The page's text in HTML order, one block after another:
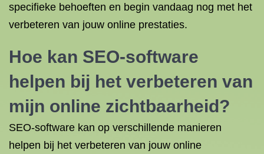
specifieke behoeften en begin vandaag nog met het
verbeteren van jouw online prestaties.
Hoe kan SEO-software
helpen bij het verbeteren van
mijn online zichtbaarheid?
SEO-software kan op verschillende manieren
helpen bij het verbeteren van jouw online